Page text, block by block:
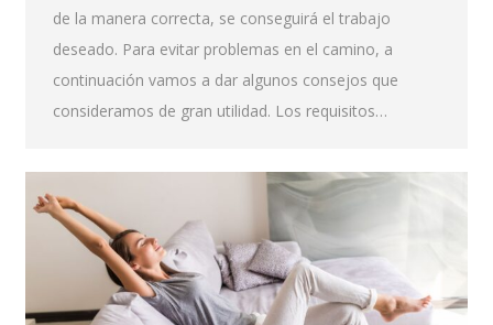
de la manera correcta, se conseguirá el trabajo
deseado. Para evitar problemas en el camino, a
continuación vamos a dar algunos consejos que
consideramos de gran utilidad. Los requisitos…